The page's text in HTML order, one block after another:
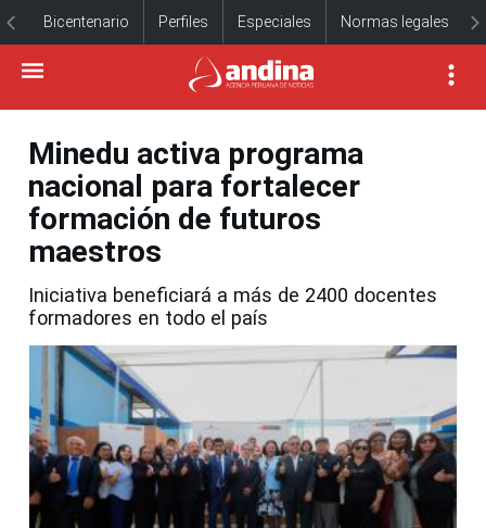
Bicentenario Perfiles Especiales Normas legales
Minedu activa programa
nacional para fortalecer
formación de futuros
maestros
Iniciativa beneficiará a más de 2400 docentes
formadores en todo el país